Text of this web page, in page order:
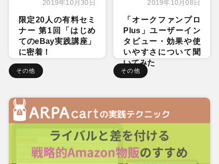
2019年10月30日
限定20人の有料セミ
ナー 第1回「はじめ
てのeBay実践講座」
に密着！
その他
2019年10月08日
「オークファンプロ
Plus」ユーザーイン
タビュー・効果や使
いやすさについて聞
いてみた
その他